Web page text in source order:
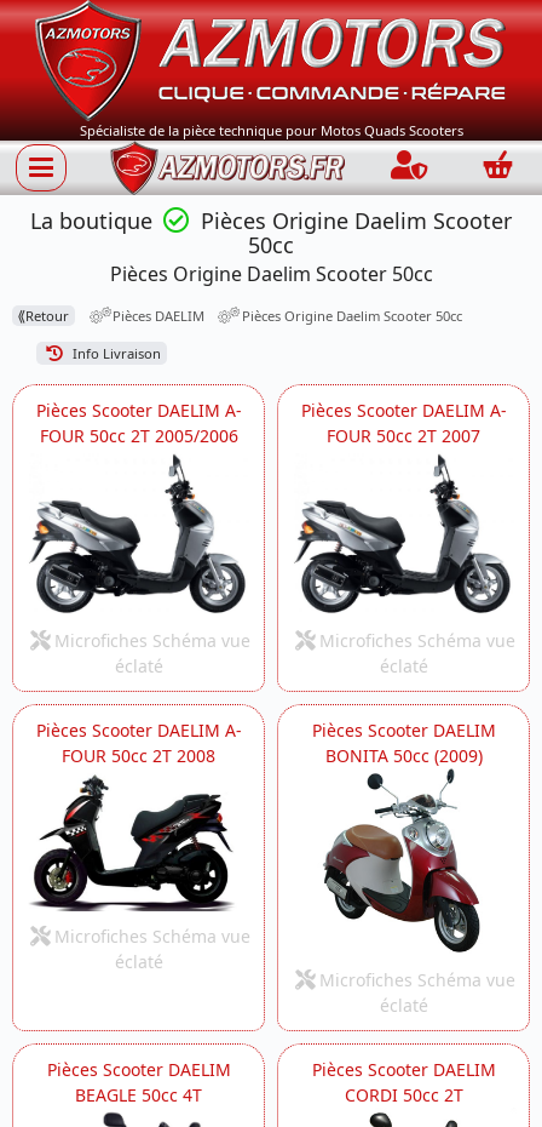
Spécialiste de la pièce technique pour Motos Quads Scooters
Connection
La boutique
Pièces Origine Daelim Scooter
50cc
Pièces Origine Daelim Scooter 50cc
⟪Retour Pièces DAELIM Pièces Origine Daelim Scooter 50cc
Info Livraison
Pièces Scooter DAELIM A-
FOUR 50cc 2T 2005/2006
Microfiches Schéma vue
éclaté
Pièces Scooter DAELIM A-
FOUR 50cc 2T 2007
Microfiches Schéma vue
éclaté
Pièces Scooter DAELIM A-
FOUR 50cc 2T 2008
Microfiches Schéma vue
éclaté
Pièces Scooter DAELIM
BONITA 50cc (2009)
Microfiches Schéma vue
éclaté
Pièces Scooter DAELIM
BEAGLE 50cc 4T
Pièces Scooter DAELIM
CORDI 50cc 2T